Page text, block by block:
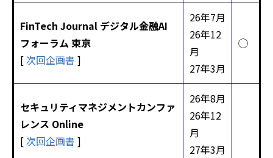
FinTech Journal デジタル金融AI
フォーラム 東京
[次回企画書 ]
26年7月
26年12
月
27年3月
◯
セキュリティマネジメントカンファ
レンス Online
[次回企画書 ]
26年8月
26年12
月
27年3月